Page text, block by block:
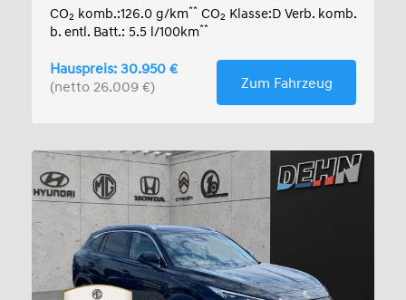
CO2 komb.:126.0 g/km** CO2 Klasse:D Verb. komb.
b. entl. Batt.: 5.5 l/100km**
Hauspreis: 30.950 €
(netto 26.009 €)
Zum Fahrzeug